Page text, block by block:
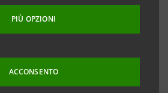
PIÙ OPZIONI
ACCONSENTO
il sociologo